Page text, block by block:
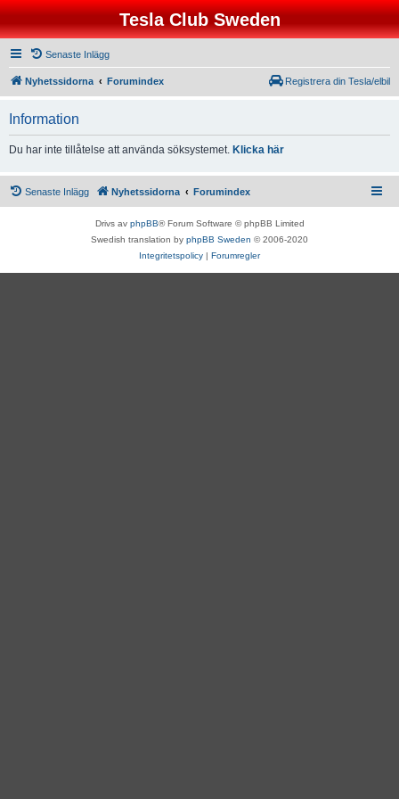
Tesla Club Sweden
Senaste Inlägg
Nyhetssidorna Forumindex Registrera din Tesla/elbil
Information
Du har inte tillåtelse att använda söksystemet. Klicka här
Senaste Inlägg Nyhetssidorna Forumindex
Drivs av phpBB® Forum Software © phpBB Limited
Swedish translation by phpBB Sweden © 2006-2020
Integritetspolicy | Forumregler